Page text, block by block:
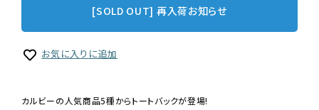
[SOLD OUT] 再入荷お知らせ
お気に入りに追加
カルビーの人気商品5種からトートバックが登場!